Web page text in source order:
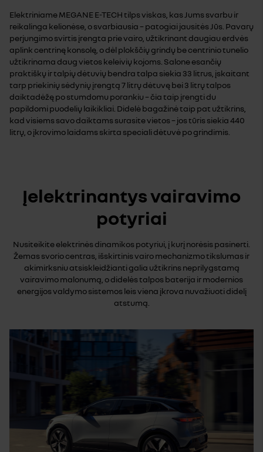
Elektriniame MEGANE E-TECH tilps viskas, kas Jums svarbu ir
reikalinga kelionėse, o svarbiausia – patogiai jausitės Jūs. Pavarų
perjungimo svirtis įrengta prie vairo, užtikrinant daugiau erdvės
aplink centrinę konsolę, o dėl plokščių grindų be centrinio tunelio
užtikrinama daug vietos keleivių kojoms. Salone esančių
praktiškų ir talpių dėtuvių bendra talpa siekia 33 litrus, įskaitant
tarp priekinių sėdynių įrengtą 7 litrų dėtuvę bei 3 litrų talpos
daiktadėžę po stumdomu porankiu – čia taip įrengti du
papildomi puodelių laikikliai. Didelė bagažinė taip pat užtikrins,
kad visiems savo daiktams surasite vietos – jos tūris siekia 440
litrų, o įkrovimo laidams skirta speciali dėtuvė po grindimis.
Įelektrinantys vairavimo
potyriai
Nusiteikite elektrinės dinamikos potyriui, į kurį norėsis pasinerti.
Žemas svorio centras, išskirtinis vairo mechanizmo tikslumas ir
akimirksniu atsiskleidžianti galia užtikrins neprilygstamą
vairavimo malonumą, o didelės talpos baterija ir modernios
energijos valdymo sistemos leis viena įkrova nuvažiuoti didelį
atstumą.